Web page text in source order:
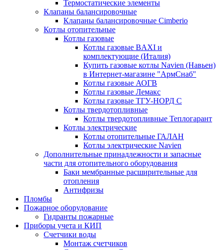
Термостатические элементы
Клапаны балансировочные
Клапаны балансировочные Cimberio
Котлы отопительные
Котлы газовые
Котлы газовые BAXI и
комплектующие (Италия)
Купить газовые котлы Navien (Навьен)
в Интернет-магазине "АрмСнаб"
Котлы газовые АОГВ
Котлы газовые Лемакс
Котлы газовые ТГУ-НОРД С
Котлы твердотопливные
Котлы твердотопливные Теплогарант
Котлы электрические
Котлы отопительные ГАЛАН
Котлы электрические Navien
Дополнительные принадлежности и запасные
части для отопительного оборудования
Баки мембранные расширительные для
отопления
Антифризы
Пломбы
Пожарное оборудование
Гидранты пожарные
Приборы учета и КИП
Счетчики воды
Монтаж счетчиков